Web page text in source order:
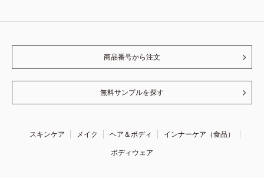
商品番号から注文
無料サンプルを探す
スキンケア メイク ヘア＆ボディ
インナーケア（食品）
ボディウェア